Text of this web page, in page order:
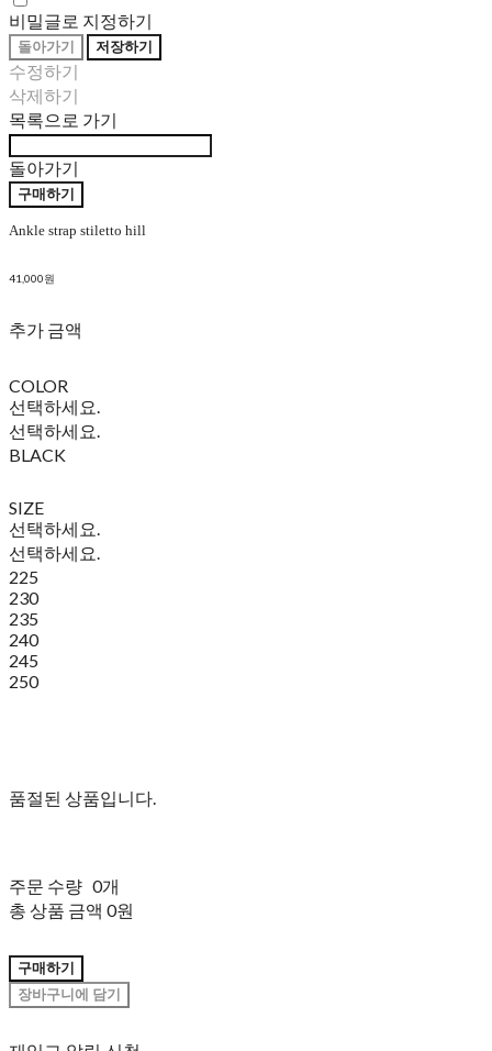
비밀글로 지정하기
돌아가기 저장하기
수정하기
삭제하기
목록으로 가기
돌아가기
구매하기
Ankle strap stiletto hill
41,000원
추가 금액
COLOR
선택하세요.
선택하세요.
BLACK
SIZE
선택하세요.
선택하세요.
225
230
235
240
245
250
품절된 상품입니다.
주문 수량 0개
총 상품 금액 0원
구매하기
장바구니에 담기